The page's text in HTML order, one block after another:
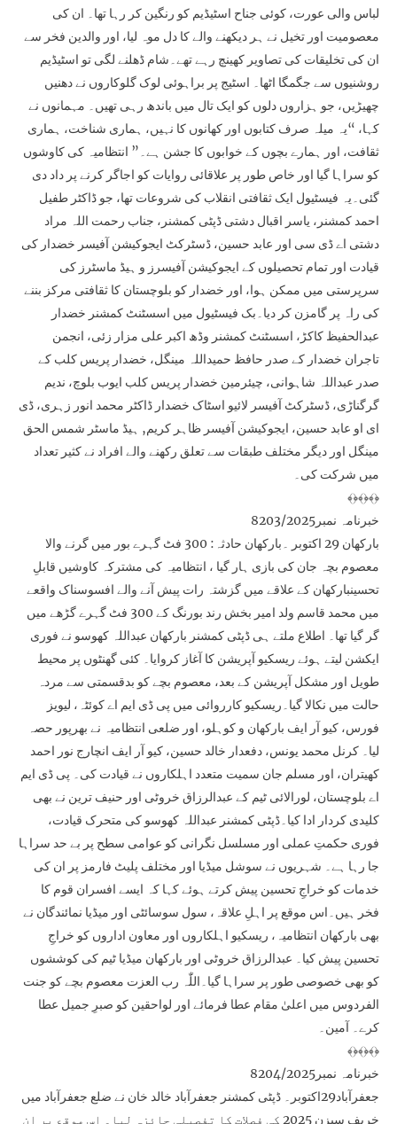
لباس والی عورت، کوئی جناح اسٹیڈیم کو رنگین کر رہا تھا۔ ان کی
معصومیت اور تخیل نے ہر دیکھنے والے کا دل موہ لیا، اور والدین فخر سے
ان کی تخلیقات کی تصاویر کھینچ رہے تھے۔شام ڈھلنے لگی تو اسٹیڈیم
روشنیوں سے جگمگا اٹھا۔ اسٹیج پر براہوئی لوک گلوکاروں نے دھنیں
چھیڑیں، جو ہزاروں دلوں کو ایک تال میں باندھ رہی تھیں۔ مہمانوں نے
کہا، “یہ میلہ صرف کتابوں اور کھانوں کا نہیں، ہماری شناخت، ہماری
ثقافت، اور ہمارے بچوں کے خوابوں کا جشن ہے۔” انتظامیہ کی کاوشوں
کو سراہا گیا اور خاص طور پر علاقائی روایات کو اجاگر کرنے پر داد دی
گئی۔یہ فیسٹیول ایک ثقافتی انقلاب کی شروعات تھا، جو ڈاکٹر طفیل
احمد کمشنر، یاسر اقبال دشتی ڈپٹی کمشنر، جناب رحمت اللہ مراد
دشتی اے ڈی سی اور عابد حسین، ڈسٹرکٹ ایجوکیشن آفیسر خضدار کی
قیادت اور تمام تحصیلوں کے ایجوکیشن آفیسرز و ہیڈ ماسٹرز کی
سرپرستی میں ممکن ہوا، اور خضدار کو بلوچستان کا ثقافتی مرکز بننے
کی راہ پر گامزن کر دیا۔بک فیسٹیول میں اسسٹنٹ کمشنر خضدار
عبدالحفیظ کاکڑ، اسسٹنٹ کمشنر وڈھ اکبر علی مزار زئی، انجمن
تاجران خضدار کے صدر حافظ حمیداللہ مینگل، خضدار پریس کلب کے
صدر عبداللہ شاہوانی، چیئرمین خضدار پریس کلب ایوب بلوچ، ندیم
گرگناڑی، ڈسٹرکٹ آفیسر لائیو اسٹاک خضدار ڈاکٹر محمد انور زہری، ڈی
ای او عابد حسین، ایجوکیشن آفیسر ظاہر کریم, ہیڈ ماسٹر شمس الحق
مینگل اور دیگر مختلف طبقات سے تعلق رکھنے والے افراد نے کثیر تعداد
میں شرکت کی۔
﴾﴿﴾﴿﴾﴿
خبرنامہ نمبر8203/2025
بارکھان 29 اکتوبر ۔بارکھان حادثہ: 300 فٹ گہرے بور میں گرنے والا
معصوم بچہ جان کی بازی ہار گیا ، انتظامیہ کی مشترکہ کاوشیں قابلِ
تحسینبارکھان کے علاقے میں گزشتہ رات پیش آنے والے افسوسناک واقعے
میں محمد قاسم ولد امیر بخش رند بورنگ کے 300 فٹ گہرے گڑھے میں
گر گیا تھا۔ اطلاع ملتے ہی ڈپٹی کمشنر بارکھان عبداللہ کھوسو نے فوری
ایکشن لیتے ہوئے ریسکیو آپریشن کا آغاز کروایا۔ کئی گھنٹوں پر محیط
طویل اور مشکل آپریشن کے بعد، معصوم بچے کو بدقسمتی سے مردہ
حالت میں نکالا گیا۔ریسکیو کارروائی میں پی ڈی ایم اے کوئٹہ، لیویز
فورس، کیو آر ایف بارکھان و کوہلو، اور ضلعی انتظامیہ نے بھرپور حصہ
لیا۔ کرنل محمد یونس، دفعدار خالد حسین، کیو آر ایف انچارج نور احمد
کھیتران، اور مسلم جان سمیت متعدد اہلکاروں نے قیادت کی۔ پی ڈی ایم
اے بلوچستان، لورالائی ٹیم کے عبدالرزاق خروٹی اور حنیف ترین نے بھی
کلیدی کردار ادا کیا۔ڈپٹی کمشنر عبداللہ کھوسو کی متحرک قیادت،
فوری حکمتِ عملی اور مسلسل نگرانی کو عوامی سطح پر بے حد سراہا
جا رہا ہے۔ شہریوں نے سوشل میڈیا اور مختلف پلیٹ فارمز پر ان کی
خدمات کو خراجِ تحسین پیش کرتے ہوئے کہا کہ ایسے افسران قوم کا
فخر ہیں۔اس موقع پر اہلِ علاقہ، سول سوسائٹی اور میڈیا نمائندگان نے
بھی بارکھان انتظامیہ، ریسکیو اہلکاروں اور معاون اداروں کو خراجِ
تحسین پیش کیا۔ عبدالرزاق خروٹی اور بارکھان میڈیا ٹیم کی کوششوں
کو بھی خصوصی طور پر سراہا گیا۔اللّٰہ رب العزت معصوم بچے کو جنت
الفردوس میں اعلیٰ مقام عطا فرمائے اور لواحقین کو صبرِ جمیل عطا
کرے۔ آمین۔
﴾﴿﴾﴿﴾﴿
خبرنامہ نمبر8204/2025
جعفرآباد29اکتوبر۔ ڈپٹی کمشنر جعفرآباد خالد خان نے ضلع جعفرآباد میں
خریف سیزن 2025 کی فصلات کا تفصیلی جائزہ لیا۔ اس موقع پر ان